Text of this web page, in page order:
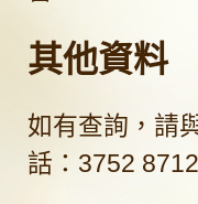
其他資料
如有查詢，請
話：3752